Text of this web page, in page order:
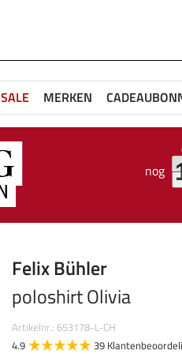
SALE MERKEN
nog
Felix Bühler
poloshirt Olivia
Artikelnr.: 653178-L-CH
4.9
39